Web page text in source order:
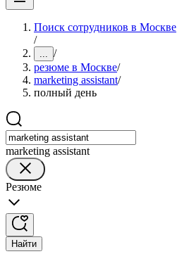
Поиск сотрудников в Москве
/
... /
резюме в Москве/
marketing assistant/
полный день
marketing assistant
Резюме
Найти